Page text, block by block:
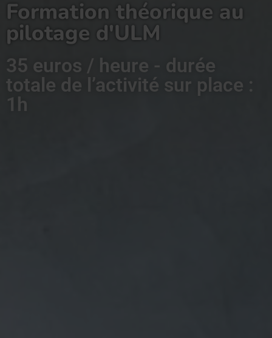
Formation théorique au
pilotage d'ULM
35 euros / heure - durée
totale de l’activité sur place :
1h